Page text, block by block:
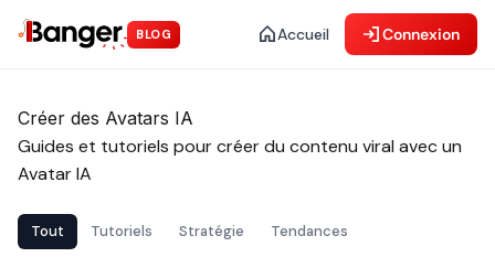
BLOG Accueil Connexion
Créer des Avatars IA
Guides et tutoriels pour créer du contenu viral avec un
Avatar IA
Tout Tutoriels Stratégie Tendances
l’intelligence artificielle
4min